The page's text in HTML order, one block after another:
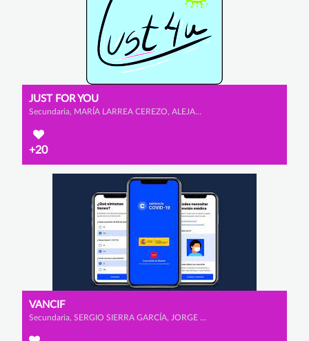
JUST FOR YOU
Secundaria, MARÍA LARREA CEREZO, ALEJANDRO ESCRIBANO GONZÁLEZ y ELDA MARTÍNEZ GONZÁLEZ
+20
VANCIF
Secundaria, SERGIO SIERRA GARCÍA, JORGE HERNÁNDEZ MONTERO y EDEL MARTÍNEZ ALONSO